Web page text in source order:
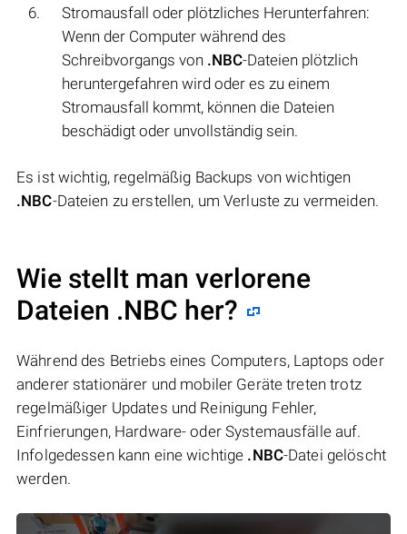
Stromausfall oder plötzliches Herunterfahren:
Wenn der Computer während des
Schreibvorgangs von .NBC-Dateien plötzlich
heruntergefahren wird oder es zu einem
Stromausfall kommt, können die Dateien
beschädigt oder unvollständig sein.
Es ist wichtig, regelmäßig Backups von wichtigen
.NBC-Dateien zu erstellen, um Verluste zu vermeiden.
Wie stellt man verlorene
Dateien .NBC her?
Während des Betriebs eines Computers, Laptops oder
anderer stationärer und mobiler Geräte treten trotz
regelmäßiger Updates und Reinigung Fehler,
Einfrierungen, Hardware- oder Systemausfälle auf.
Infolgedessen kann eine wichtige .NBC-Datei gelöscht
werden.